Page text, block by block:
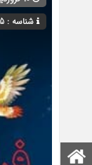
صفحه اصلی
شناسه : 13055